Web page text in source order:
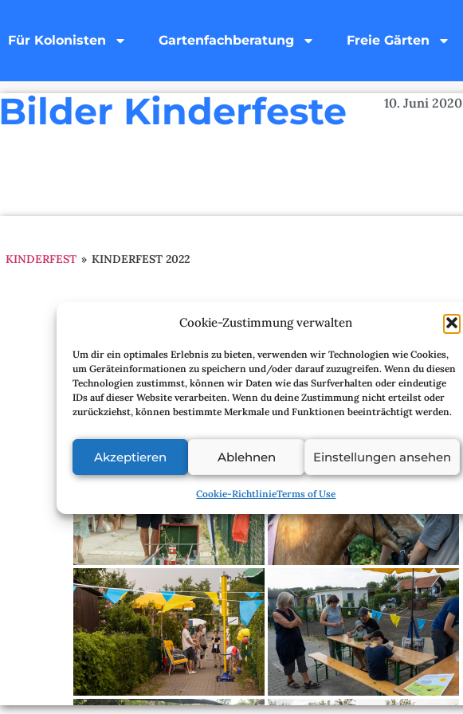
Cookie-Zustimmung verwalten
Um dir ein optimales Erlebnis zu bieten, verwenden wir Technologien wie Cookies,
um Geräteinformationen zu speichern und/oder darauf zuzugreifen. Wenn du diesen
Technologien zustimmst, können wir Daten wie das Surfverhalten oder eindeutige
IDs auf dieser Website verarbeiten. Wenn du deine Zustimmung nicht erteilst oder
zurückziehst, können bestimmte Merkmale und Funktionen beeinträchtigt werden.
Akzeptieren Ablehnen Einstellungen ansehen
Cookie-RichtlinieTerms of Use
Für Kolonisten Gartenfachberatung Freie Gärten
Bilder Kinderfeste 10. Juni 2020
KINDERFEST » KINDERFEST 2022